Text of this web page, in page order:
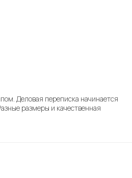
Деловая переписка начинается
размеры и качественная